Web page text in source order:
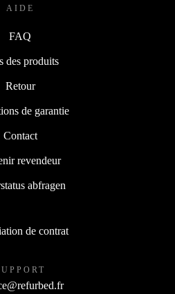
AIDE
FAQ
des produits
Retour
de garantie
Contact
revendeur
abfragen
de contrat